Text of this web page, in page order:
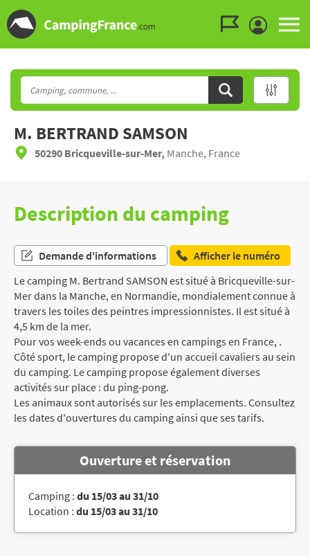
M. BERTRAND SAMSON
50290 Bricqueville-sur-Mer, Manche, France
Description du camping
Demande d'informations
Afficher le numéro
Le camping M. Bertrand SAMSON est situé à Bricqueville-sur-
Mer dans la Manche, en Normandie, mondialement connue à
travers les toiles des peintres impressionnistes. Il est situé à
4,5 km de la mer.
Pour vos week-ends ou vacances en campings en France, .
Côté sport, le camping propose d'un accueil cavaliers au sein
du camping. Le camping propose également diverses
activités sur place : du ping-pong.
Les animaux sont autorisés sur les emplacements. Consultez
les dates d'ouvertures du camping ainsi que ses tarifs.
Ouverture et réservation
Camping : du 15/03 au 31/10
Location : du 15/03 au 31/10